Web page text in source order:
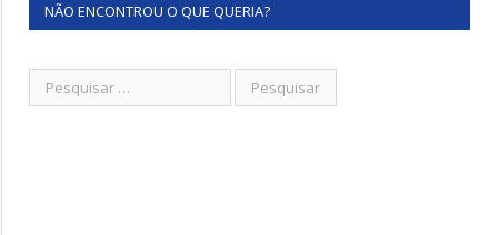
NÃO ENCONTROU O QUE QUERIA?